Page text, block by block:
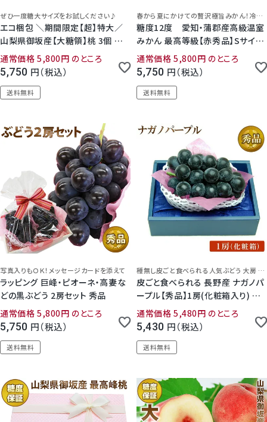
5.00（1）
ぜひ一度糖大サイズをお試しください♪
エコ梱包 ＼期間限定【超】特大／
山梨県御坂産【大糖領】桃 3個 セッ
ト
通常価格 5,800 のところ
5,750 税込
送料無料
春から夏にかけての贅沢極旨みかん！冷蔵庫で冷やしてから食べると甘さが際立ち最高！
糖度12度 愛知・蒲郡産高級温室
みかん 最高等級【赤秀品】Sサイズ
15個 または Ｍサイズ 12個 (約
1.1kg)化粧箱入り
通常価格 5,800 のところ
5,750 税込
送料無料
写真入りもＯＫ！メッセージカードを添えて
ラッピング 巨峰・ピオーネ・高妻な
どの黒ぶどう 2房セット 秀品
通常価格 5,800 のところ
5,750 税込
送料無料
種無し皮ごと食べられる人気ぶどう 大房 化粧箱入り
皮ごと食べられる 長野産 ナガノパ
ープル【秀品】1房(化粧箱入り) 種
なし ぶどう 国産 ブドウ
通常価格 5,480 のところ
5,430 税込
送料無料